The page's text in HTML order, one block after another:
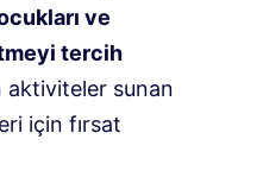
ve
tercih
aktiviteler sunan
için fırsat